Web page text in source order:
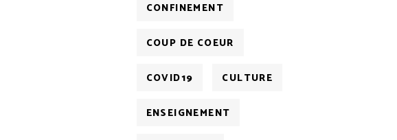
CONFINEMENT
COUP DE COEUR
COVID19 CULTURE
ENSEIGNEMENT